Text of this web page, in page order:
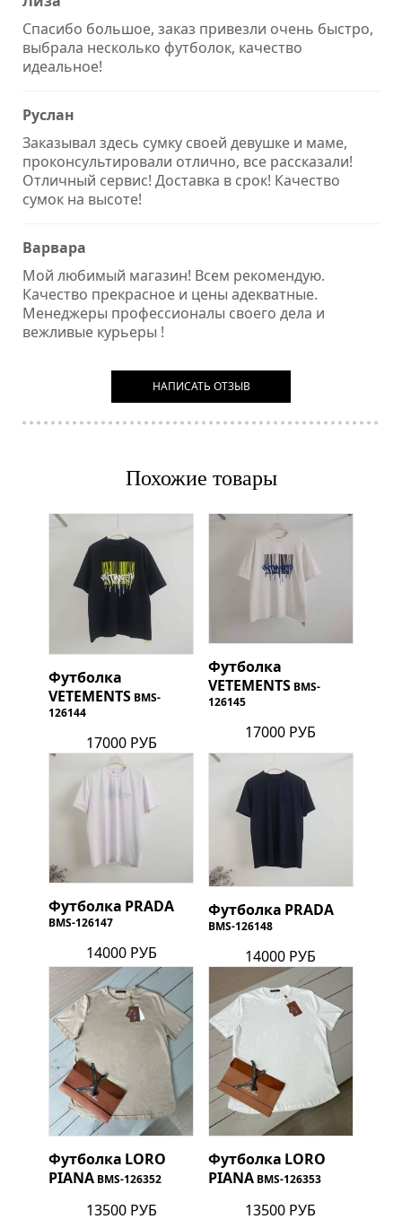
Спасибо большое, заказ привезли очень быстро,
выбрала несколько футболок, качество
идеальное!
Руслан
Заказывал здесь сумку своей девушке и маме,
проконсультировали отлично, все рассказали!
Отличный сервис! Доставка в срок! Качество
сумок на высоте!
Варвара
Мой любимый магазин! Всем рекомендую.
Качество прекрасное и цены адекватные.
Менеджеры профессионалы своего дела и
вежливые курьеры !
НАПИСАТЬ ОТЗЫВ
Похожие товары
Футболка
VETEMENTS BMS-
126144
17000 РУБ
Футболка
VETEMENTS BMS-
126145
17000 РУБ
Футболка PRADA
BMS-126147
14000 РУБ
Футболка PRADA
BMS-126148
14000 РУБ
Футболка LORO
PIANA BMS-126352
13500 РУБ
Футболка LORO
PIANA BMS-126353
13500 РУБ